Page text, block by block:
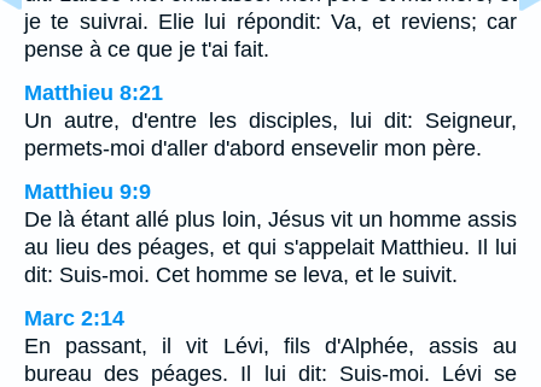
je te suivrai. Elie lui répondit: Va, et reviens; car
pense à ce que je t'ai fait.
Matthieu 8:21
Un autre, d'entre les disciples, lui dit: Seigneur,
permets-moi d'aller d'abord ensevelir mon père.
Matthieu 9:9
De là étant allé plus loin, Jésus vit un homme assis
au lieu des péages, et qui s'appelait Matthieu. Il lui
dit: Suis-moi. Cet homme se leva, et le suivit.
Marc 2:14
En passant, il vit Lévi, fils d'Alphée, assis au
bureau des péages. Il lui dit: Suis-moi. Lévi se